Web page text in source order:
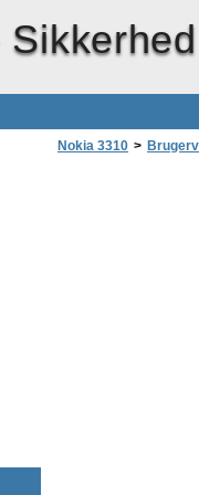
Sikkerhed
Nokia 3310 >